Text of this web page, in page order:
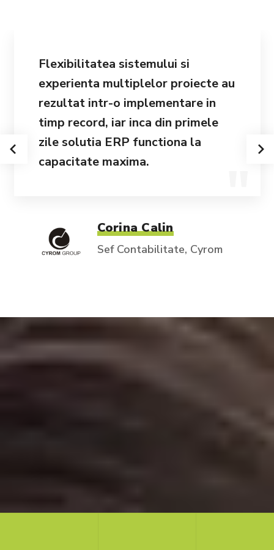
Flexibilitatea sistemului si
experienta multiplelor proiecte au
rezultat intr-o implementare in
timp record, iar inca din primele
zile solutia ERP functiona la
capacitate maxima.
Corina Calin
Sef Contabilitate, Cyrom